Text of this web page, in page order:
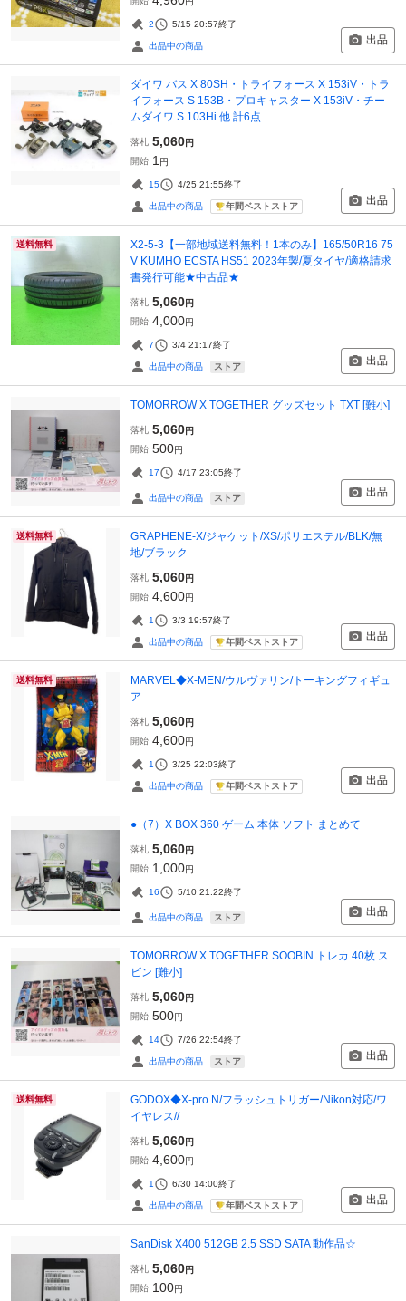
2 5/15 20:57終了
出品中の商品 出品
ダイワ バス X 80SH・トライフォース X 153iV・トラ
イフォース S 153B・プロキャスター X 153iV・チー
ムダイワ S 103Hi 他 計6点
落札 5,060円
開始 1 円
15 4/25 21:55終了
出品中の商品 年間ベストストア 出品
送料無料
X2-5-3【一部地域送料無料！1本のみ】165/50R16 75
V KUMHO ECSTA HS51 2023年製/夏タイヤ/適格請求
書発行可能★中古品★
落札 5,060円
開始 4,000円
7 3/4 21:17終了
出品中の商品 ストア 出品
TOMORROW X TOGETHER グッズセット TXT [難小]
落札 5,060円
開始 500円
17 4/17 23:05終了
出品中の商品 ストア 出品
送料無料
GRAPHENE-X/ジャケット/XS/ポリエステル/BLK/無
地/ブラック
落札 5,060円
開始 4,600円
1 3/3 19:57終了
出品中の商品 年間ベストストア 出品
送料無料
MARVEL◆X-MEN/ウルヴァリン/トーキングフィギュ
ア
落札 5,060円
開始 4,600円
1 3/25 22:03終了
出品中の商品 年間ベストストア 出品
●（7）X BOX 360 ゲーム 本体 ソフト まとめて
落札 5,060円
開始 1,000円
16 5/10 21:22終了
出品中の商品 ストア 出品
TOMORROW X TOGETHER SOOBIN トレカ 40枚 ス
ビン [難小]
落札 5,060円
開始 500円
14 7/26 22:54終了
出品中の商品 ストア 出品
送料無料
GODOX◆X-pro N/フラッシュトリガー/Nikon対応/ワ
イヤレス//
落札 5,060円
開始 4,600円
1 6/30 14:00終了
出品中の商品 年間ベストストア 出品
SanDisk X400 512GB 2.5 SSD SATA 動作品☆
落札 5,060円
開始 100円